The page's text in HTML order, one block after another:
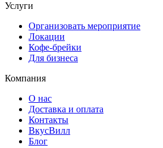
Услуги
Организовать мероприятие
Локации
Кофе-брейки
Для бизнеса
Компания
О нас
Доставка и оплата
Контакты
ВкусВилл
Блог